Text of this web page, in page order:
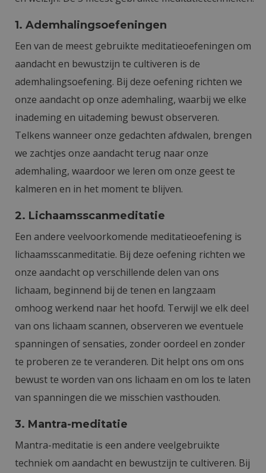
1. Ademhalingsoefeningen
Een van de meest gebruikte meditatieoefeningen om
aandacht en bewustzijn te cultiveren is de
ademhalingsoefening. Bij deze oefening richten we
onze aandacht op onze ademhaling, waarbij we elke
inademing en uitademing bewust observeren.
Telkens wanneer onze gedachten afdwalen, brengen
we zachtjes onze aandacht terug naar onze
ademhaling, waardoor we leren om onze geest te
kalmeren en in het moment te blijven.
2. Lichaamsscanmeditatie
Een andere veelvoorkomende meditatieoefening is
lichaamsscanmeditatie. Bij deze oefening richten we
onze aandacht op verschillende delen van ons
lichaam, beginnend bij de tenen en langzaam
omhoog werkend naar het hoofd. Terwijl we elk deel
van ons lichaam scannen, observeren we eventuele
spanningen of sensaties, zonder oordeel en zonder
te proberen ze te veranderen. Dit helpt ons om ons
bewust te worden van ons lichaam en om los te laten
van spanningen die we misschien vasthouden.
3. Mantra-meditatie
Mantra-meditatie is een andere veelgebruikte
techniek om aandacht en bewustzijn te cultiveren. Bij